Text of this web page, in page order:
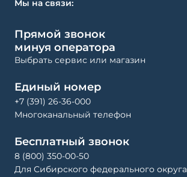
Мы на связи:
Прямой звонок
минуя оператора
Выбрать сервис или магазин
Единый номер
+7 (391) 26-36-000
Многоканальный телефон
Бесплатный звонок
8 (800) 350-00-50
Для Сибирского федерального округа